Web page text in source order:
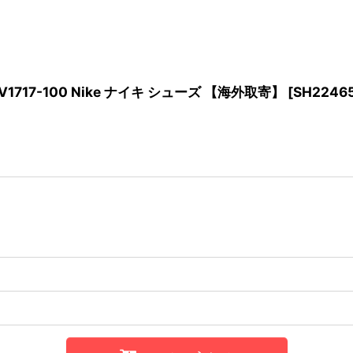
100 Nike ナイキ シューズ 【海外取寄】 [